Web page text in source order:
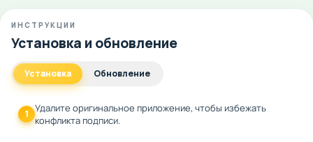
ИНСТРУКЦИИ
Установка и обновление
Установка Обновление
1 Удалите оригинальное приложение, чтобы избежать
конфликта подписи.